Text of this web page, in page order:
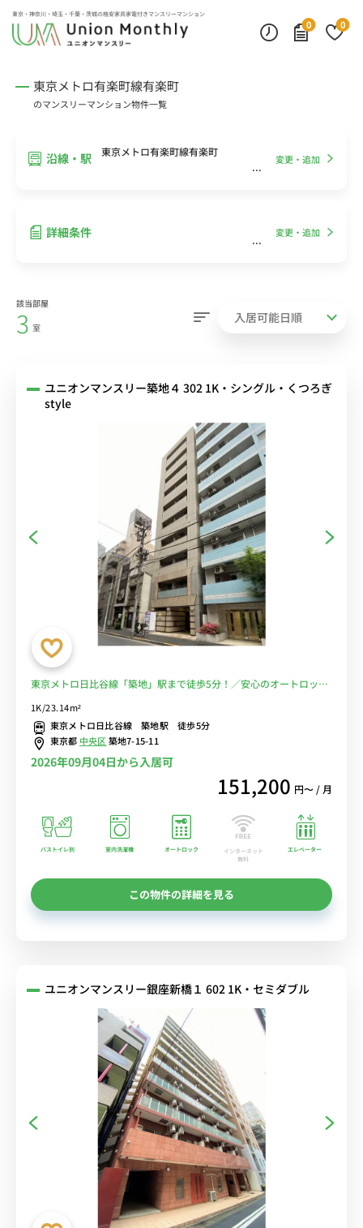
東京・神奈川・埼玉・千葉・茨城の格安家具家電付きマンスリーマンション
0
0
東京メトロ有楽町線有楽町
のマンスリーマンション物件一覧
沿線・駅 東京メトロ有楽町線有楽町
変更・追加
詳細条件 変更・追加
該当部屋
3 室
ユニオンマンスリー築地４ 302 1K・シングル・くつろぎ
style
東京メトロ日比谷線「築地」駅まで徒歩5分！／安心のオートロック
1K/23.14m²
東京メトロ日比谷線 築地駅 徒歩5分
東京都 中央区築地7-15-11
2026年09月04日から入居可
151,200 円〜 / 月
バストイレ別 室内洗濯機 オートロック
インターネット
無料
エレベーター
この物件の詳細を見る
ユニオンマンスリー銀座新橋１ 602 1K・セミダブル